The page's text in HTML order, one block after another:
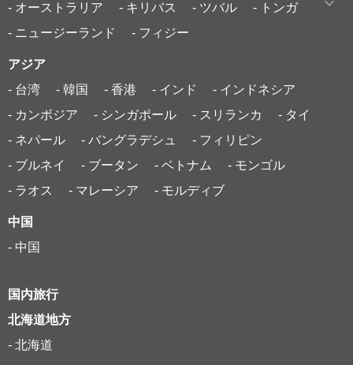
- オーストラリア
- キリバス - ツバル
- トンガ
- ニュージーランド
- フィジー
アジア
- 台湾
- 韓国 - 香港 - インド
- インドネシア
- カンボジア
- シンガポール - スリランカ
- タイ
- ネパール
- バングラデシュ
- フィリピン
- ブルネイ
- ブータン - ベトナム
- モンゴル
- ラオス
- マレーシア - モルディブ
中国
- 中国
国内旅行
北海道地方
- 北海道